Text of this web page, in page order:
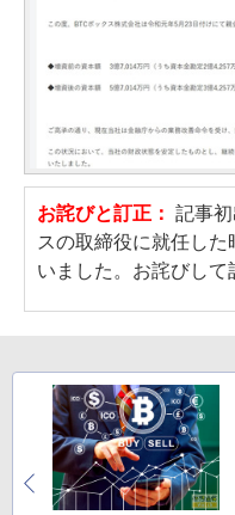
お詫びと訂正： 記事
スの取締役に就任し
いました。お詫びして